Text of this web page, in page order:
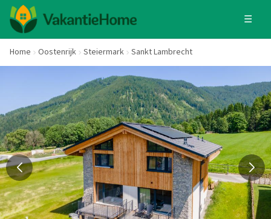
☰
Home Oostenrijk Steiermark Sankt Lambrecht